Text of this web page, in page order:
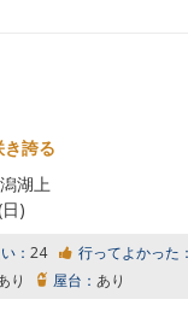
誇る
湖上
)
： 24 行ってよかった：
り 屋台： あり